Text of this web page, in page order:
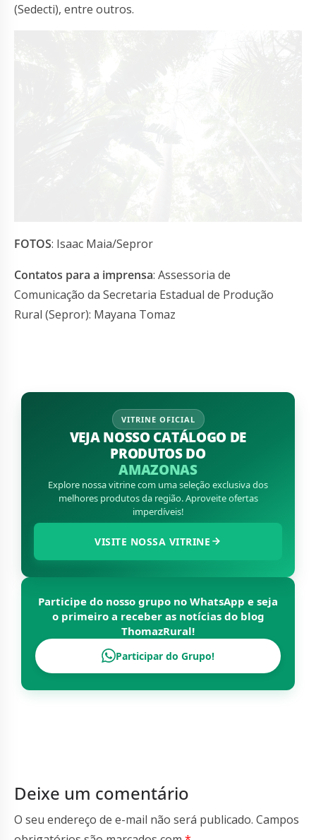
(Sedecti), entre outros.
FOTOS: Isaac Maia/Sepror
Contatos para a imprensa: Assessoria de
Comunicação da Secretaria Estadual de Produção
Rural (Sepror): Mayana Tomaz
VITRINE OFICIAL
VEJA NOSSO CATÁLOGO DE
PRODUTOS DO
AMAZONAS
Explore nossa vitrine com uma seleção exclusiva dos
melhores produtos da região. Aproveite ofertas
imperdíveis!
VISITE NOSSA VITRINE
Participe do nosso grupo no WhatsApp e seja
o primeiro a receber as notícias do blog
ThomazRural!
Participar do Grupo!
Deixe um comentário
O seu endereço de e-mail não será publicado. Campos